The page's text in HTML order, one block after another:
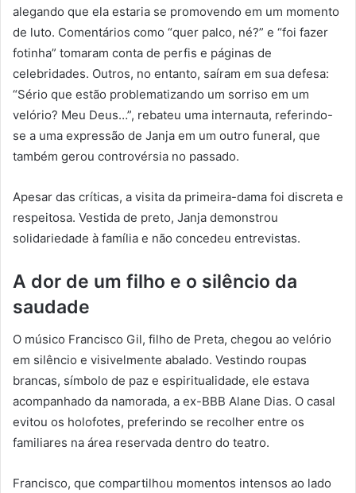
alegando que ela estaria se promovendo em um momento
de luto. Comentários como “quer palco, né?” e “foi fazer
fotinha” tomaram conta de perfis e páginas de
celebridades. Outros, no entanto, saíram em sua defesa:
“Sério que estão problematizando um sorriso em um
velório? Meu Deus…”, rebateu uma internauta, referindo-
se a uma expressão de Janja em um outro funeral, que
também gerou controvérsia no passado.
Apesar das críticas, a visita da primeira-dama foi discreta e
respeitosa. Vestida de preto, Janja demonstrou
solidariedade à família e não concedeu entrevistas.
A dor de um filho e o silêncio da
saudade
O músico Francisco Gil, filho de Preta, chegou ao velório
em silêncio e visivelmente abalado. Vestindo roupas
brancas, símbolo de paz e espiritualidade, ele estava
acompanhado da namorada, a ex-BBB Alane Dias. O casal
evitou os holofotes, preferindo se recolher entre os
familiares na área reservada dentro do teatro.
Francisco, que compartilhou momentos intensos ao lado